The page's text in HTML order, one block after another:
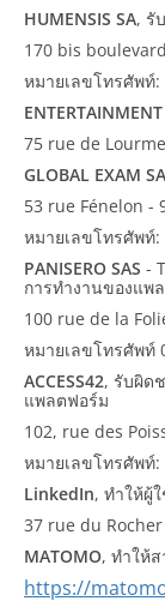
HUMENSIS SA, รั
170 bis
หมายเลขโทรศัพท์:
75 rue de
GLOBAL EXAM
53 rue Fénelon -
หมายเลขโทรศัพท์:
PANISERO SAS -
การทำงานของแพ
100 rue de la
หมายเลขโทรศัพท์
ACCESS42, รับผิด
แพลตฟอร์ม
102, rue des
หมายเลขโทรศัพท์:
LinkedIn, ทำให้ผู้
37 rue du
MATOMO, ทำให้
https://